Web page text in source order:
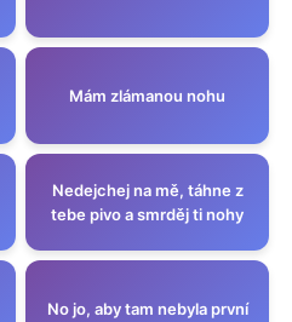
Mám zlámanou nohu
Nedejchej na mě, táhne z
tebe pivo a smrděj ti nohy
No jo, aby tam nebyla první